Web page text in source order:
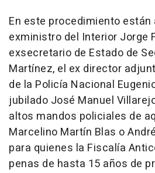
En este procedimiento están
exministro del Interior Jorge
exsecretario de Estado de
Martínez, el ex director
de la Policía Nacional
jubilado José Manuel
altos mandos policiales de
Marcelino Martín Blas o
para quienes la Fiscalía
penas de hasta 15 años de